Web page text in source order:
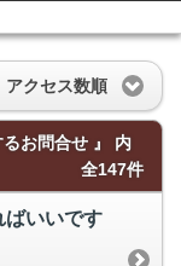
アクセス数順
るお問合せ 』 内
全147件
ばいいです